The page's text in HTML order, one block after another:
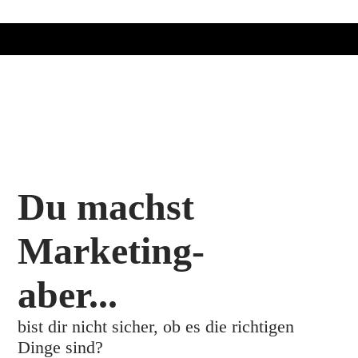
Du machst
Marketing-
aber...
bist dir nicht sicher, ob es die richtigen
Dinge sind?